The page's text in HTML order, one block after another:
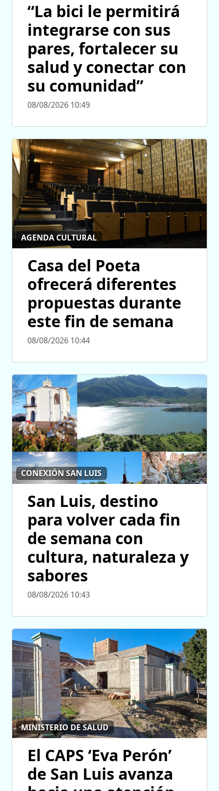
“La bici le permitirá
integrarse con sus
pares, fortalecer su
salud y conectar con
su comunidad”
08/08/2026 10:49
AGENDA CULTURAL
Casa del Poeta
ofrecerá diferentes
propuestas durante
este fin de semana
08/08/2026 10:44
CONEXIÓN SAN LUIS
San Luis, destino
para volver cada fin
de semana con
cultura, naturaleza y
sabores
08/08/2026 10:43
MINISTERIO DE SALUD
El CAPS ‘Eva Perón’
de San Luis avanza